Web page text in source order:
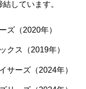
しています。
ズ（2020年）
クス（2019年）
サーズ（2024年）